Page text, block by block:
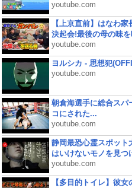
youtube.com
【上京直前】はなわ
決起会!最後の母の味
youtube.com
ヨルシカ - 思想犯
youtube.com
朝倉海選手に総合スパ
コにされた...
youtube.com
静岡最恐心霊スポット
はいけないモノを見つ
youtube.com
【多目的トイレ】彼